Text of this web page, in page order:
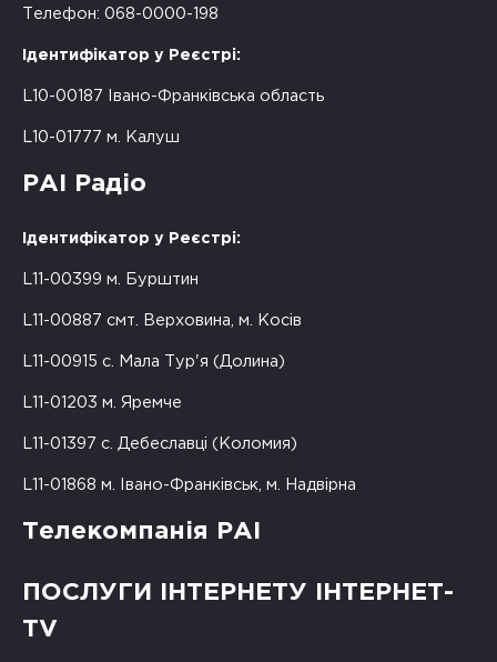
Телефон: 068-0000-198
Ідентифікатор у Реєстрі:
L10-00187 Івано-Франківська область
L10-01777 м. Калуш
РАІ Радіо
Ідентифікатор у Реєстрі:
L11-00399 м. Бурштин
L11-00887 смт. Верховина, м. Косів
L11-00915 с. Мала Тур'я (Долина)
L11-01203 м. Яремче
L11-01397 с. Дебеславці (Коломия)
L11-01868 м. Івано-Франківськ, м. Надвірна
Телекомпанія РАІ
ПОСЛУГИ ІНТЕРНЕТУ ІНТЕРНЕТ-
TV